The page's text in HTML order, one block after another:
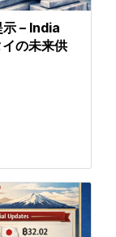
示 – India
の未来供